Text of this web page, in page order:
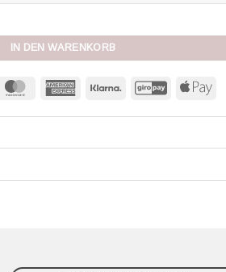
Menge
IN DEN WARENKORB
MasterCard American
Klarna GiroPay